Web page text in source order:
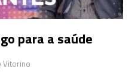
para a saúde
Vitorino